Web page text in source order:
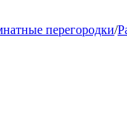
перегородки/